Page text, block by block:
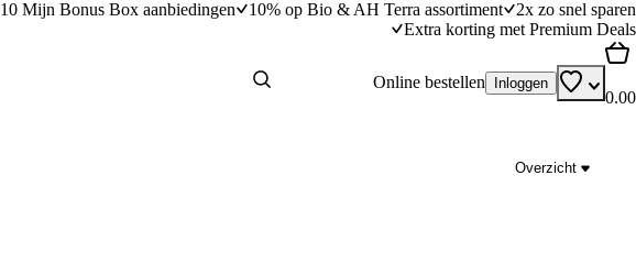
10 Mijn Bonus Box aanbiedingen 10% op Bio & AH Terra assortiment
2x zo snel sparen
Extra korting met Premium Deals
Online bestellen Inloggen
0.00
Overzicht